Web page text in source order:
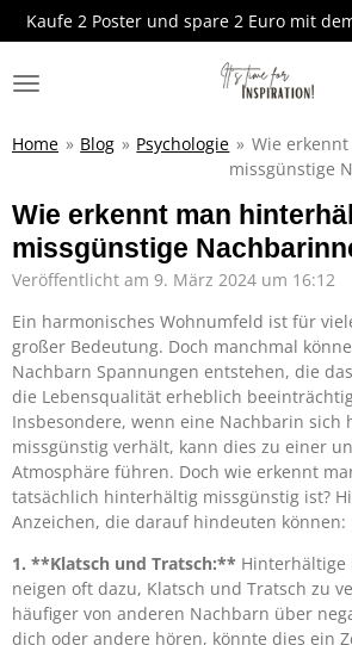
Zum
Hauptinhalt
springen
Kaufe 2 Poster und spare 2 Euro mit
Home » Blog » Psychologie » Wie
missgünstige
Wie erkennt man
missgünstige
Veröffentlicht am 9. März 2024 um 16:12
Ein harmonisches Wohnumfeld ist für
großer Bedeutung. Doch manchmal
Nachbarn Spannungen entstehen, die
die Lebensqualität erheblich
Insbesondere, wenn eine Nachbarin sich
missgünstig verhält, kann dies zu einer
Atmosphäre führen. Doch wie erkennt
tatsächlich hinterhältig missgünstig ist?
Anzeichen, die darauf hindeuten können:
1. **Klatsch und Tratsch:** Hinterhältige
neigen oft dazu, Klatsch und Tratsch zu
häufiger von anderen Nachbarn über
dich oder andere hören, könnte dies ein